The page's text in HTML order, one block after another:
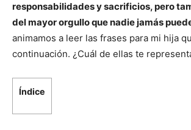
responsabilidades y sacrificios, pero
del mayor orgullo que nadie jamás
animamos a leer las frases para mi hija
continuación. ¿Cuál de ellas te
Índice